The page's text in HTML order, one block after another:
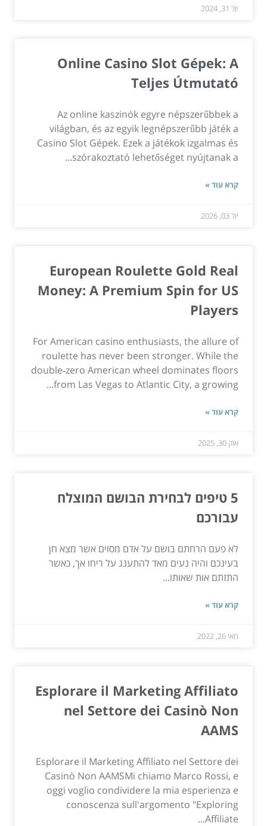
יול 31, 2024
Online Casino Slot Gépek: A
Teljes Útmutató
Az online kaszinók egyre népszerűbbek a
világban, és az egyik legnépszerűbb játék a
Casino Slot Gépek. Ezek a játékok izgalmas és
szórakoztató lehetőséget nyújtanak a...
קרא עוד »
יול 03, 2026
European Roulette Gold Real
Money: A Premium Spin for US
Players
For American casino enthusiasts, the allure of
roulette has never been stronger. While the
double‑zero American wheel dominates floors
from Las Vegas to Atlantic City, a growing...
קרא עוד »
אוק 30, 2025
5 טיפים לבחירת הבושם המוצלח
עבורכם
לא פעם הרחתם בושם על אדם מסוים אשר מצא חן
בעינכם והיה נעים מאד להתענג על ריחו אך, כאשר
התזתם אות שאותו...
קרא עוד »
מאי 26, 2022
Esplorare il Marketing Affiliato
nel Settore dei Casinò Non
AAMS
Esplorare il Marketing Affiliato nel Settore dei
Casinò Non AAMSMi chiamo Marco Rossi, e
oggi voglio condividere la mia esperienza e
conoscenza sull'argomento "Exploring
Affiliate...